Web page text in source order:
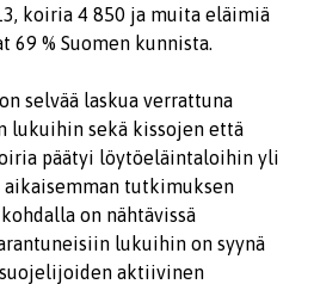
koiria 4 850 ja muita eläimiä
69 % Suomen kunnista.
selvää laskua verrattuna
lukuihin sekä kissojen että
päätyi löytöeläintaloihin yli
tutkimuksen
on nähtävissä
lukuihin on syynä
aktiivinen